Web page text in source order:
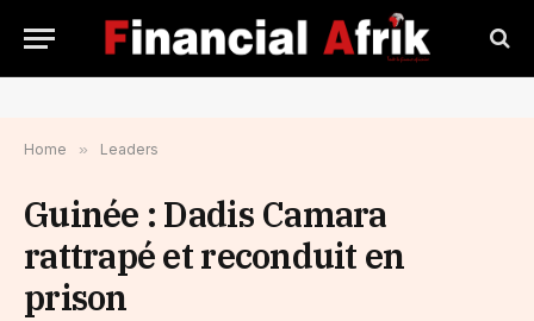
Home » Leaders
Guinée : Dadis Camara
rattrapé et reconduit en
prison